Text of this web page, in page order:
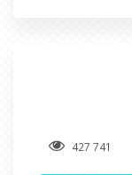
427 741